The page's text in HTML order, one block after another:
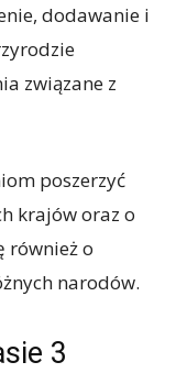
dodawanie i
związane z
poszerzyć
krajów oraz o
również o
narodów.
3